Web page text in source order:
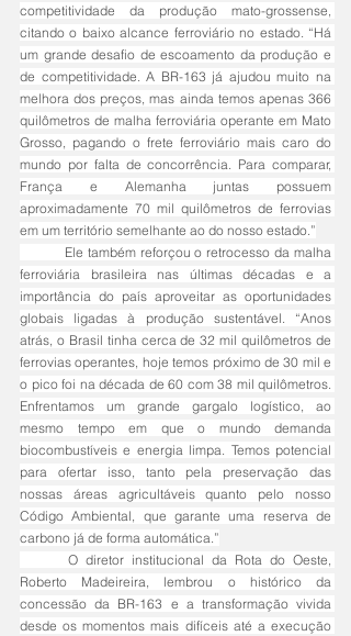
competitividade da produção mato-grossense,
citando o baixo alcance ferroviário no estado. “Há
um grande desafio de escoamento da produção e
de competitividade. A BR-163 já ajudou muito na
melhora dos preços, mas ainda temos apenas 366
quilômetros de malha ferroviária operante em Mato
Grosso, pagando o frete ferroviário mais caro do
mundo por falta de concorrência. Para comparar,
França e Alemanha juntas possuem
aproximadamente 70 mil quilômetros de ferrovias
em um território semelhante ao do nosso estado.”
ferroviária brasileira nas últimas décadas e a
importância do país aproveitar as oportunidades
globais ligadas à produção sustentável. “Anos
atrás, o Brasil tinha cerca de 32 mil quilômetros de
ferrovias operantes, hoje temos próximo de 30 mil e
o pico foi na década de 60 com 38 mil quilômetros.
Enfrentamos um grande gargalo logístico, ao
mesmo tempo em que o mundo demanda
biocombustíveis e energia limpa. Temos potencial
para ofertar isso, tanto pela preservação das
nossas áreas agricultáveis quanto pelo nosso
Código Ambiental, que garante uma reserva de
carbono já de forma automática.”
Roberto Madeireira, lembrou o histórico da
concessão da BR-163 e a transformação vivida
desde os momentos mais difíceis até a execução